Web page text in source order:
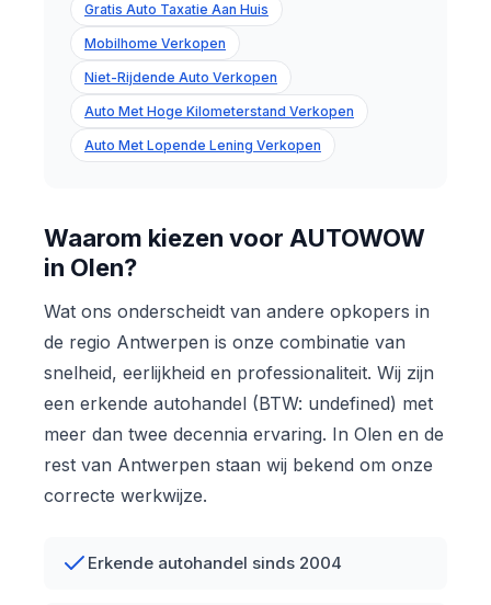
Gratis Auto Taxatie Aan Huis
Mobilhome Verkopen
Niet-Rijdende Auto Verkopen
Auto Met Hoge Kilometerstand Verkopen
Auto Met Lopende Lening Verkopen
Waarom kiezen voor AUTOWOW
in Olen?
Wat ons onderscheidt van andere opkopers in
de regio Antwerpen is onze combinatie van
snelheid, eerlijkheid en professionaliteit. Wij zijn
een erkende autohandel (BTW: undefined) met
meer dan twee decennia ervaring. In Olen en de
rest van Antwerpen staan wij bekend om onze
correcte werkwijze.
Erkende autohandel sinds 2004